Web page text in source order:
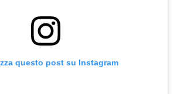
questo post su Instagram